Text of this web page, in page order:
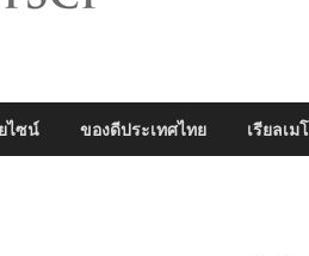
ไซน์ ของดีประเทศไทย เรียลเม